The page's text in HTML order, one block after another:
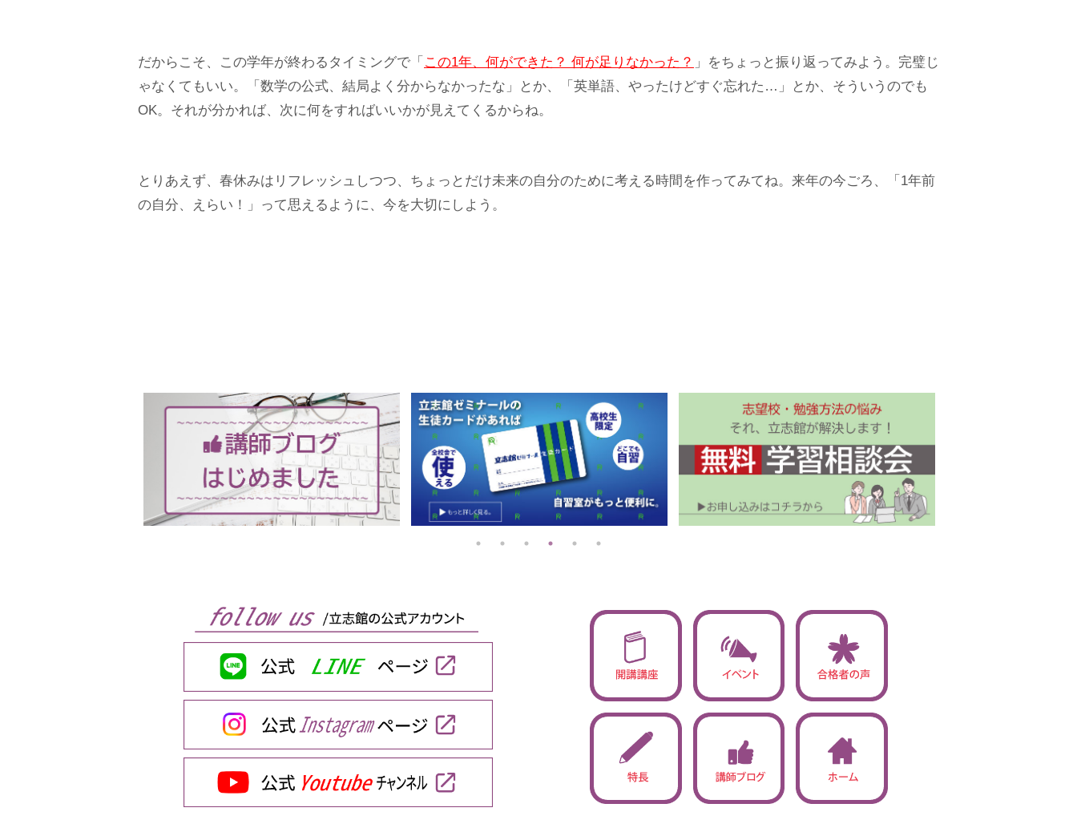
だからこそ、この学年が終わるタイミングで「 この1年、何ができた？ 何が足りなかった？ 」をちょっと振り返ってみよう。完璧じ
ゃなくてもいい。「数学の公式、結局よく分からなかったな」とか、「英単語、やったけどすぐ忘れた…」とか、そういうのでも
OK。それが分かれば、次に何をすればいいかが見えてくるからね。
とりあえず、春休みはリフレッシュしつつ、ちょっとだけ未来の自分のために考える時間を作ってみてね。来年の今ごろ、「1年前
の自分、えらい！」って思えるように、今を大切にしよう。